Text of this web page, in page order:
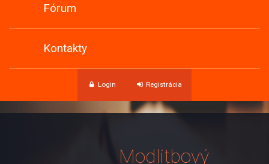
Fórum
Kontakty
Login Registrácia
Modlitbový